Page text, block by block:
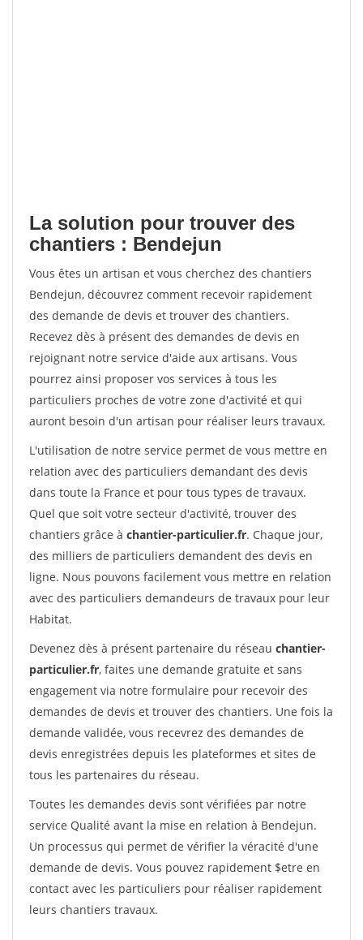
La solution pour trouver des
chantiers : Bendejun
Vous êtes un artisan et vous cherchez des chantiers
Bendejun, découvrez comment recevoir rapidement
des demande de devis et trouver des chantiers.
Recevez dès à présent des demandes de devis en
rejoignant notre service d'aide aux artisans. Vous
pourrez ainsi proposer vos services à tous les
particuliers proches de votre zone d'activité et qui
auront besoin d'un artisan pour réaliser leurs travaux.
L'utilisation de notre service permet de vous mettre en
relation avec des particuliers demandant des devis
dans toute la France et pour tous types de travaux.
Quel que soit votre secteur d'activité, trouver des
chantiers grâce à chantier-particulier.fr. Chaque jour,
des milliers de particuliers demandent des devis en
ligne. Nous pouvons facilement vous mettre en relation
avec des particuliers demandeurs de travaux pour leur
Habitat.
Devenez dès à présent partenaire du réseau chantier-
particulier.fr, faites une demande gratuite et sans
engagement via notre formulaire pour recevoir des
demandes de devis et trouver des chantiers. Une fois la
demande validée, vous recevrez des demandes de
devis enregistrées depuis les plateformes et sites de
tous les partenaires du réseau.
Toutes les demandes devis sont vérifiées par notre
service Qualité avant la mise en relation à Bendejun.
Un processus qui permet de vérifier la véracité d'une
demande de devis. Vous pouvez rapidement $etre en
contact avec les particuliers pour réaliser rapidement
leurs chantiers travaux.